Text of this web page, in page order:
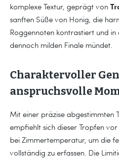
komplexe Textur, geprägt von
sanften Süße von Honig, die
Roggennoten kontrastiert und
dennoch milden Finale mündet.
Charaktervoller
anspruchsvolle
Mit einer präzise abgestimmten
empfiehlt sich dieser Tropfen
bei Zimmertemperatur, um die
vollständig zu erfassen. Die